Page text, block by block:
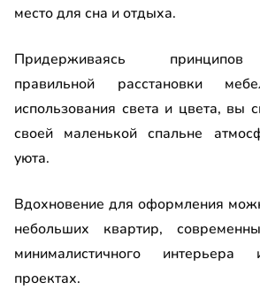
место для сна и отдыха.
Придерживаясь принципов
правильной расстановки
использования света и цвета, вы
своей маленькой спальне
уюта.
Вдохновение для оформления
небольших квартир,
минималистичного интерьера
проектах.